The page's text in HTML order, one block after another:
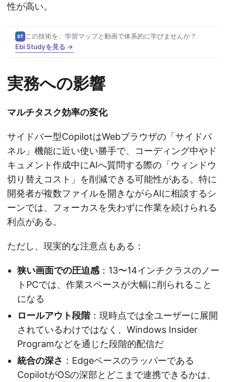
性が高い。
ST この技術を、学習マップと動画で体系的に学びませんか？
Ebi Studyを見る →
実務への影響
マルチタスク効率の変化
サイドバー型CopilotはWebブラウザの「サイドパ
ネル」機能に近い使い勝手で、コーディング中やド
キュメント作成中にAIへ質問する際の「ウィンドウ
切り替えコスト」を削減できる可能性がある。特に
開発者が複数ファイルを開きながらAIに相談するシ
ーンでは、フォーカスを失わずに作業を続けられる
利点がある。
ただし、現実的な注意点もある：
狭い画面での圧迫感 ：13〜14インチクラスのノー
トPCでは、作業スペースが大幅に削られること
になる
ロールアウト段階：現時点では全ユーザーに展開
されているわけではなく、Windows Insider
Programなどを通じた段階的配信だ
統合の深さ ：Edgeベースのラッパーである
CopilotがOSの深部とどこまで連携できるかは、